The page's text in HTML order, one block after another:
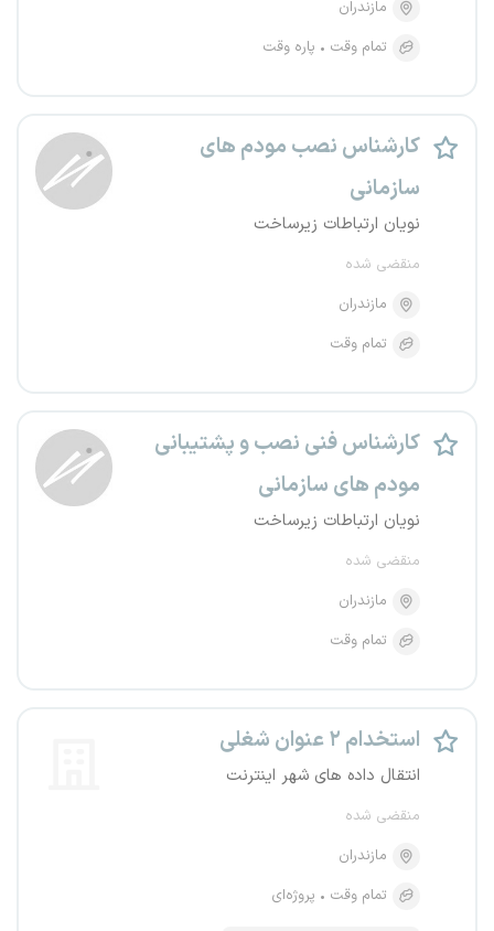
مازندران
تمام وقت
پاره وقت
کارشناس نصب مودم های
سازمانی
نویان ارتباطات زیرساخت
منقضی شده
مازندران
تمام وقت
کارشناس فنی نصب و پشتیبانی
مودم های سازمانی
نویان ارتباطات زیرساخت
منقضی شده
مازندران
تمام وقت
استخدام ۲ عنوان شغلی
انتقال داده های شهر اینترنت
منقضی شده
مازندران
تمام وقت
پروژه‌ای